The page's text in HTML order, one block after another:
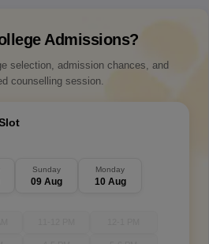
Admissions?
selection, admission chances, and
counselling session.
Sunday
09 Aug
Monday
10 Aug